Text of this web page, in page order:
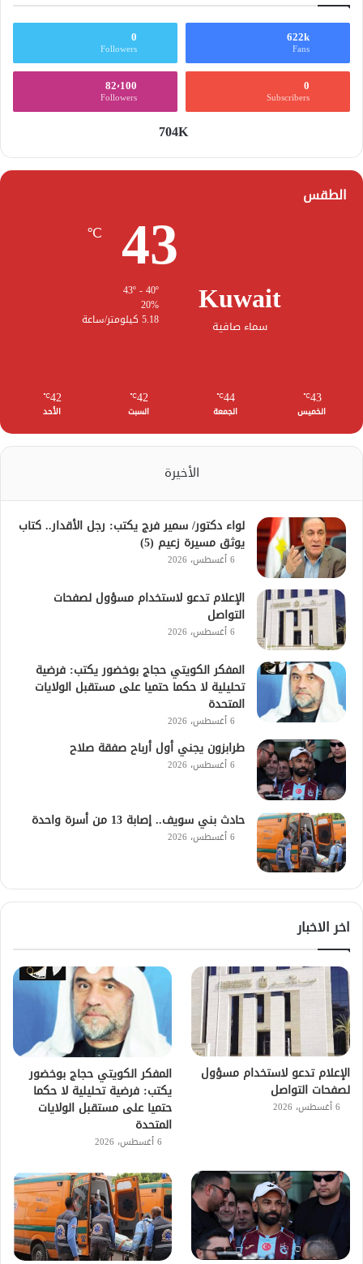
622k
Fans
0
Followers
0
Subscribers
82٬100
Followers
704K
الطقس
Kuwait
سماء صافية
43
℃
20%
5.18 كيلومتر/ساعة
43
℃
الخميس
44
℃
الجمعة
42
℃
السبت
42
℃
الأحد
الأخيرة
لواء دكتور/ سمير فرج يكتب: رجل الأقدار.. كتاب
يوثق مسيرة زعيم (5)
6 أغسطس، 2026
الإعلام تدعو لاستخدام مسؤول لصفحات
التواصل
6 أغسطس، 2026
المفكر الكويتي حجاج بوخضور يكتب: فرضية
تحليلية لا حكما حتميا على مستقبل الولايات
المتحدة
6 أغسطس، 2026
طرابزون يجني أول أرباح صفقة صلاح
6 أغسطس، 2026
حادث بني سويف.. إصابة 13 من أسرة واحدة
6 أغسطس، 2026
اخر الاخبار
الإعلام تدعو لاستخدام مسؤول
لصفحات التواصل
6 أغسطس، 2026
المفكر الكويتي حجاج بوخضور
يكتب: فرضية تحليلية لا حكما
حتميا على مستقبل الولايات
المتحدة
6 أغسطس، 2026